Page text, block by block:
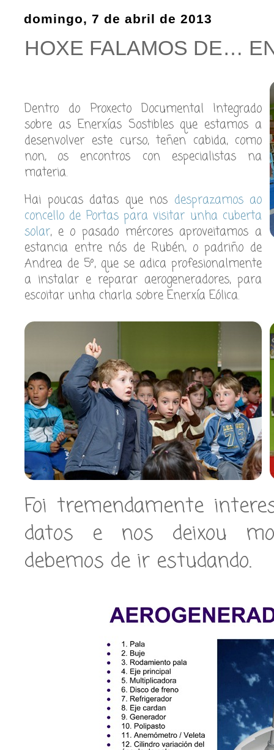
domingo, 7 de abril de 2013
HOXE FALAMOS DE…
Dentro do Proxecto Documental Integrado
sobre as Enerxías Sostibles que estamos a
desenvolver este curso, teñen cabida, como
non, os encontros con especialistas na
materia.
Hai poucas datas que nos desprazamos ao
concello de Portas para visitar unha cuberta
solar, e o pasado mércores aproveitamos a
estancia entre nós de Rubén, o padriño de
Andrea de 5º, que se adica profesionalmente
a instalar e reparar aerogeneradores, para
escoitar unha charla sobre Enerxía Eólica.
Foi tremendamente
datos e nos deixou
debemos de ir estudando.